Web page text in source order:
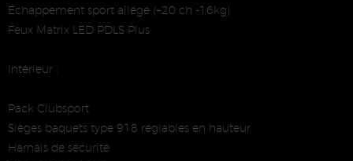
Échappement sport allégé (+20 ch -16kg)
Feux Matrix LED PDLS Plus
Intérieur :
Pack Clubsport
Sièges baquets type 918 réglables en hauteur
Harnais de sécurité